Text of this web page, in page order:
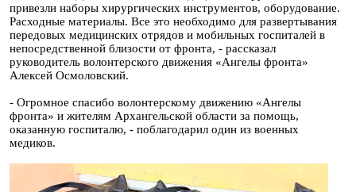
привезли наборы хирургических инструментов, оборудование.
Расходные материалы. Все это необходимо для развертывания
передовых медицинских отрядов и мобильных госпиталей в
непосредственной близости от фронта, - рассказал
руководитель волонтерского движения «Ангелы фронта»
Алексей Осмоловский.
- Огромное спасибо волонтерскому движению «Ангелы
фронта» и жителям Архангельской области за помощь,
оказанную госпиталю, - поблагодарил один из военных
медиков.